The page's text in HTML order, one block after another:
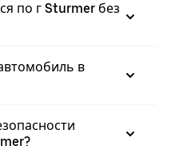
по г Sturmer без
в